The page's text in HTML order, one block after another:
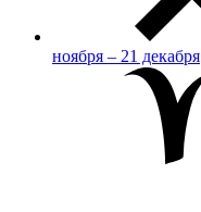
ноября – 21 декабря